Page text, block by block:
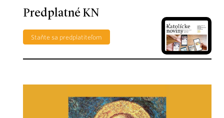
Predplatné KN
Staňte sa predplatiteľom